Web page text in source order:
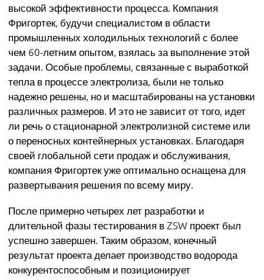
высокой эффективности процесса. Компания
Фригортек, будучи специалистом в области
промышленных холодильных технологий с более
чем 60-летним опытом, взялась за выполнение этой
задачи. Особые проблемы, связанные с выработкой
тепла в процессе электролиза, были не только
надежно решены, но и масштабированы на установки
различных размеров. И это не зависит от того, идет
ли речь о стационарной электролизной системе или
о переносных контейнерных установках. Благодаря
своей глобальной сети продаж и обслуживания,
компания Фригортек уже оптимально оснащена для
развертывания решения по всему миру.
После примерно четырех лет разработки и
длительной фазы тестирования в ZSW проект был
успешно завершен. Таким образом, конечный
результат проекта делает производство водорода
конкурентоспособным и позиционирует